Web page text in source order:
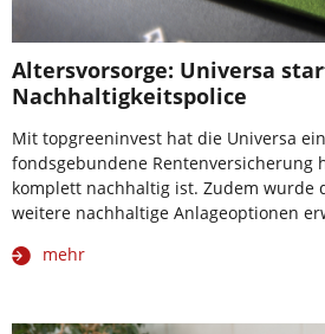
Altersvorsorge: Universa
Nachhaltigkeitspolice
Mit topgreeninvest hat die Universa
fondsgebundene Rentenversicherung
komplett nachhaltig ist. Zudem wurde
weitere nachhaltige Anlageoptionen
mehr